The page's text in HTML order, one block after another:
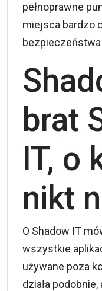
pełnoprawne
miejsca bardzo
bezpieczeństwa
brat
IT, o
nikt
O Shadow IT
wszystkie
używane poza
działa